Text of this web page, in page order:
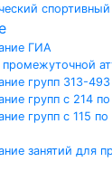
ГИА
промежуточной
групп 313-493
групп с 214
групп с 115 по
занятий для